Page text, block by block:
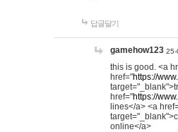
답글달기
gamehow123 25-
this is good. <a
href="https://
href="https://
lines</a> <a
online</a>